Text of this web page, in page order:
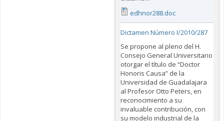
edhnor288.doc
Dictamen Número I/2010/287
Se propone al pleno del H.
Consejo General Universitario
otorgar el título de “Doctor
Honoris Causa” de la
Universidad de Guadalajara
al Profesor Otto Peters, en
reconocimiento a su
invaluable contribución, con
su modelo industrial de la